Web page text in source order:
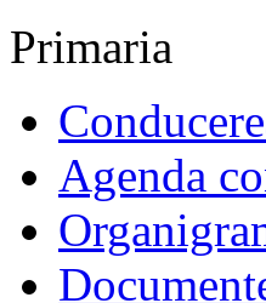
Primaria
Agenda